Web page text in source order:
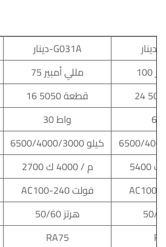
دينار-G031A
75 مللي أمبير
16 قطعة 5050
30 واط
6500/4000/3000 كيلو
2700 م / 4000 ك
AC100-240 فولت
50/60 هرتز
RA75